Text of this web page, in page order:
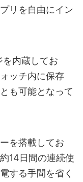
リを自由にイン
内蔵してお
ッチ内に保存
も可能となって
を搭載してお
14日間の連続使
する手間を省く